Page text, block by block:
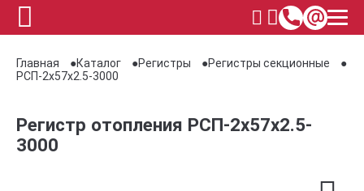
Главная Каталог Регистры
Регистры секционные
РСП-2x57x2.5-3000
Регистр отопления РСП-2x57x2.5-
3000